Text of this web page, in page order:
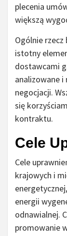
plecenia
większą
Ogólnie
istotny
dostawcami
analizowane
negocjacji.
się
kontraktu.
Cele
Cele
krajowych i
energii
odnawialnej.
promowanie